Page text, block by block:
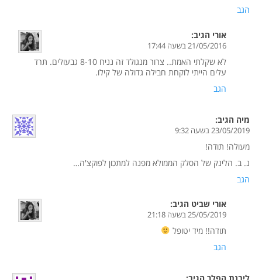
הגב
אורי הגיב:
21/05/2016 בשעה 17:44
לא שקלתי האמת.. צרור מנגולד זה נניח 8-10 גבעולים. תרד
עלים הייתי לוקחת חבילה גדולה של קילו.
הגב
מיה הגיב:
23/05/2019 בשעה 9:32
מעולה! תודה!
נ. ב. הלינק של הסלק הממולא מפנה למתכון לפוקצ'ה…
הגב
אורי שביט הגיב:
25/05/2019 בשעה 21:18
תודה!! מיד יטופל
הגב